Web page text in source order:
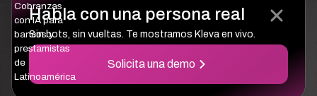
Habla con una persona real
Sin bots, sin vueltas. Te mostramos Kleva en vivo.
Solicita una demo
Cobranzas
con IA para
bancos y
prestamistas
de
Latinoamérica